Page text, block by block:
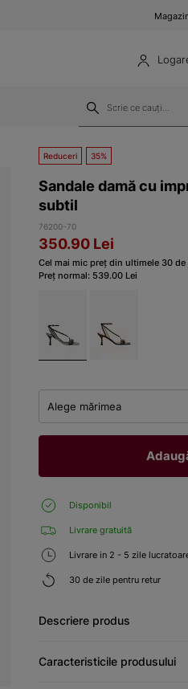
Reduceri 35%
Sandale damă cu
subtil
76200-70
350.90 Lei
Cel mai mic preț din ultimele 30
Preț normal: 539.00 Lei
Alege mărimea
Disponibil
Livrare gratuită
Livrare in 2 - 5 zile
30 de zile pentru retur
Descriere produs
Caracteristicile produsului